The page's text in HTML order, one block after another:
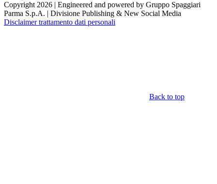
Copyright 2026 | Engineered and powered by Gruppo Spaggiari
Parma S.p.A. | Divisione Publishing & New Social Media
Disclaimer trattamento dati personali
Back to top